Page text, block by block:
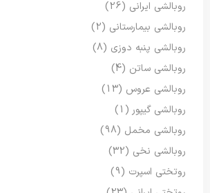
روبالشی ایرانی (26)
روبالشی بیمارستانی (2)
روبالشی پنبه دوزی (8)
روبالشی ساتن (4)
روبالشی عروس (13)
روبالشی گیپور (1)
روبالشی مخمل (98)
روبالشی نخی (32)
روتختی اسپرت (9)